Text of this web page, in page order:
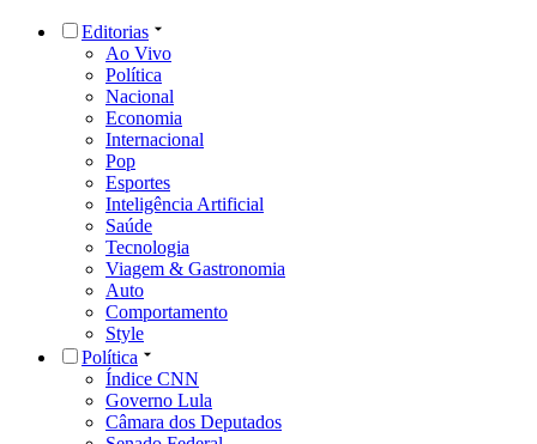
Editorias
Ao Vivo
Política
Nacional
Economia
Internacional
Pop
Esportes
Inteligência Artificial
Saúde
Tecnologia
Viagem & Gastronomia
Auto
Comportamento
Style
Política
Índice CNN
Governo Lula
Câmara dos Deputados